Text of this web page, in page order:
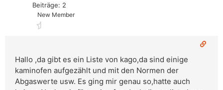
Beiträge: 2
New Member
Hallo ,da gibt es ein Liste von kago,da sind einige
kaminofen aufgezählt und mit den Normen der
Abgaswerte usw. Es ging mir genau so,hatte auch